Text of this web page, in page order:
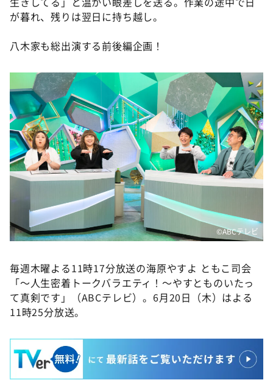
が暮れ、残りは翌日に持ち越し。
八木家も総出演する前後編企画！
©ABCテレビ
毎週木曜よる11時17分放送の海原やすよ ともこ司会
「～人生密着トークバラエティ！～やすとものいたっ
て真剣です」（ABCテレビ）。6月20日（木）はよる
11時25分放送。